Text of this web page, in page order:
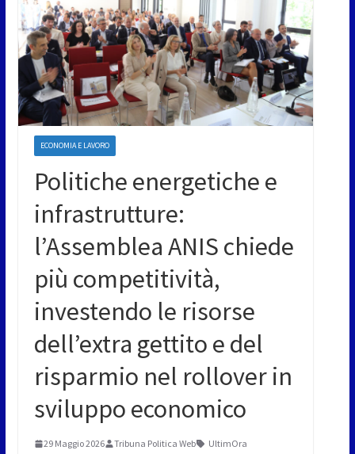
ECONOMIA E LAVORO
Politiche energetiche e
infrastrutture:
l’Assemblea ANIS chiede
più competitività,
investendo le risorse
dell’extra gettito e del
risparmio nel rollover in
sviluppo economico
29 Maggio 2026 Tribuna Politica Web UltimOra